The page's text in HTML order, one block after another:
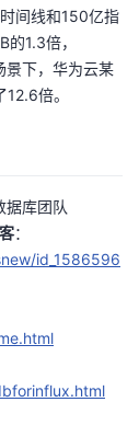
间线和150亿指
1.3倍，
景下，华为云某
倍。
据库团队
：
id_1586596